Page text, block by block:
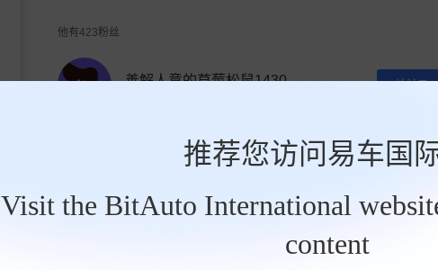
推荐您访问易车国
Visit the BitAuto International
content
他有423粉丝
善解人意的草莓松鼠1430 关注Ta
超群绝伦杏仁6141 关注Ta